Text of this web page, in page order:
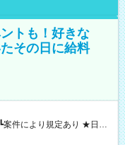
トも！好きな
その日に給料
に現金GET♪ お仕事後はコ